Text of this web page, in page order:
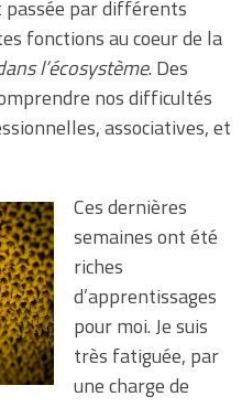
passée par différents
fonctions au coeur de la
l’écosystème. Des
nos difficultés
associatives, et
Ces dernières
semaines ont été
riches
d’apprentissages
pour moi. Je suis
très fatiguée, par
une charge de